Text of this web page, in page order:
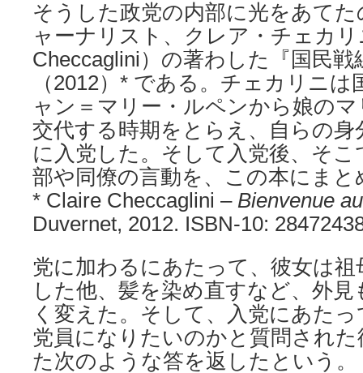
そうした政党の内部に光をあて
ャーナリスト、クレア・チェカ
Checcaglini）の著わした『国民
（2012）* である。チェカリニ
ャン＝マリー・ルペンから娘の
交代する時期をとらえ、自らの身
に入党した。そして入党後、そ
部や同僚の言動を、この本にまと
* Claire Checcaglini – Bienvenue
Duvernet, 2012. ISBN-10:
党に加わるにあたって、彼女は
した他、髪を染め直すなど、外
く変えた。そして、入党にあた
党員になりたいのかと質問され
た次のような答を返したという。